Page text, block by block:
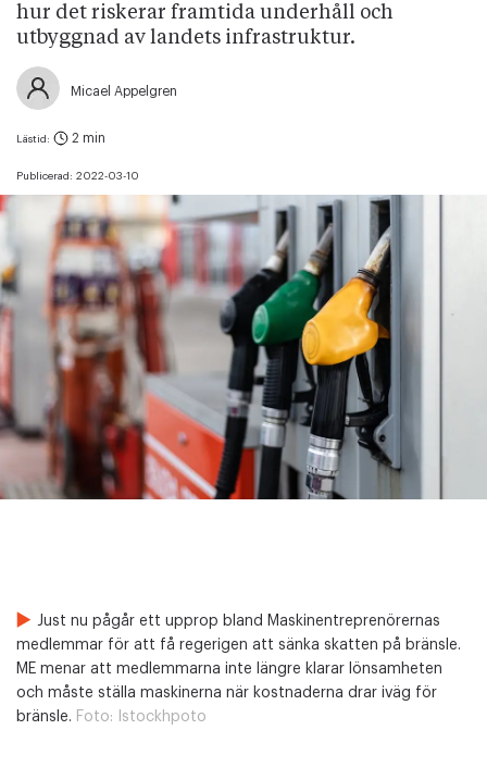
hur det riskerar framtida underhåll och
utbyggnad av landets infrastruktur.
Micael Appelgren
Publicerad: 2022-03-10
Lästid: 2 min
Just nu pågår ett upprop bland Maskinentreprenörernas
medlemmar för att få regerigen att sänka skatten på bränsle.
ME menar att medlemmarna inte längre klarar lönsamheten
och måste ställa maskinerna när kostnaderna drar iväg för
bränsle. Foto: Istockhpoto